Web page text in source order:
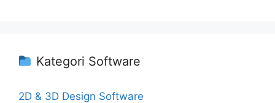
Kategori Software
2D & 3D Design Software